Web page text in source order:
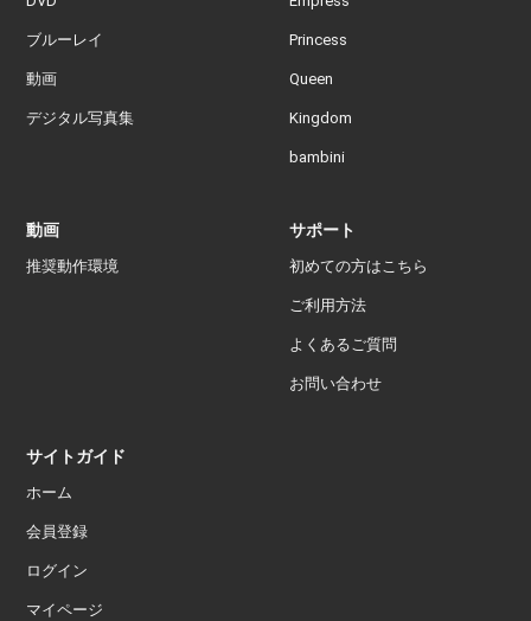
ブルーレイ
動画
デジタル写真集
Princess
Queen
Kingdom
bambini
動画
推奨動作環境
サポート
初めての方はこちら
ご利用方法
よくあるご質問
お問い合わせ
サイトガイド
ホーム
会員登録
ログイン
マイページ